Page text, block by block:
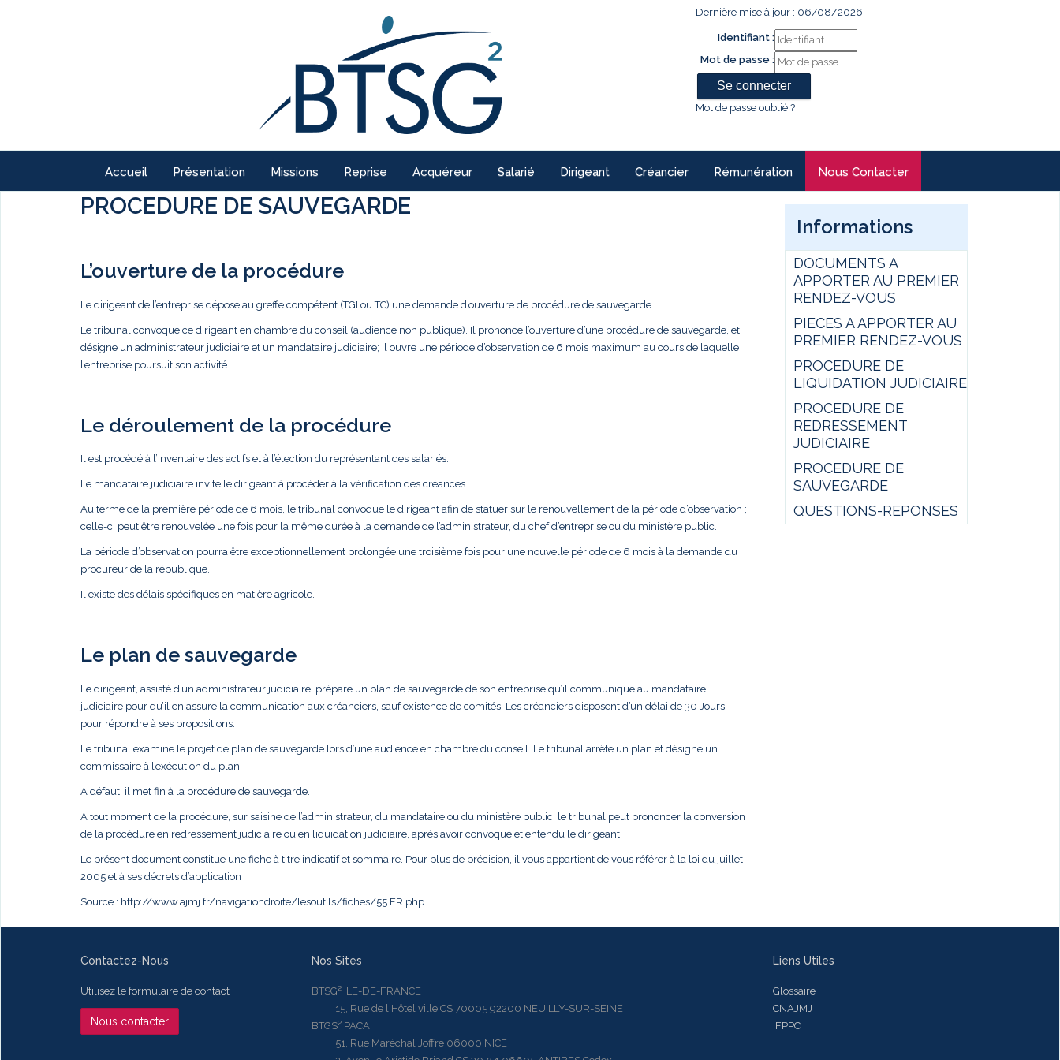
Dernière mise à jour : 06/08/2026
Identifiant :
Mot de passe :
Mot de passe oublié ?
Accueil Présentation Missions Reprise Acquéreur Salarié Dirigeant Créancier Rémunération Nous Contacter
PROCEDURE DE SAUVEGARDE
L’ouverture de la procédure
Le dirigeant de l’entreprise dépose au greffe compétent (TGI ou TC) une demande d’ouverture de procédure de sauvegarde.
Le tribunal convoque ce dirigeant en chambre du conseil (audience non publique). Il prononce l’ouverture d’une procédure de sauvegarde, et
désigne un administrateur judiciaire et un mandataire judiciaire; il ouvre une période d’observation de 6 mois maximum au cours de laquelle
l’entreprise poursuit son activité.
Le déroulement de la procédure
Il est procédé à l’inventaire des actifs et à l’élection du représentant des salariés.
Le mandataire judiciaire invite le dirigeant à procéder à la vérification des créances.
Au terme de la première période de 6 mois, le tribunal convoque le dirigeant afin de statuer sur le renouvellement de la période d’observation ;
celle-ci peut être renouvelée une fois pour la même durée à la demande de l’administrateur, du chef d’entreprise ou du ministère public.
La période d’observation pourra être exceptionnellement prolongée une troisième fois pour une nouvelle période de 6 mois à la demande du
procureur de la république.
Il existe des délais spécifiques en matière agricole.
Le plan de sauvegarde
Le dirigeant, assisté d’un administrateur judiciaire, prépare un plan de sauvegarde de son entreprise qu’il communique au mandataire
judiciaire pour qu’il en assure la communication aux créanciers, sauf existence de comités. Les créanciers disposent d’un délai de 30 Jours
pour répondre à ses propositions.
Le tribunal examine le projet de plan de sauvegarde lors d’une audience en chambre du conseil. Le tribunal arrête un plan et désigne un
commissaire à l’exécution du plan.
A défaut, il met fin à la procédure de sauvegarde.
A tout moment de la procédure, sur saisine de l’administrateur, du mandataire ou du ministère public, le tribunal peut prononcer la conversion
de la procédure en redressement judiciaire ou en liquidation judiciaire, après avoir convoqué et entendu le dirigeant.
Le présent document constitue une fiche à titre indicatif et sommaire. Pour plus de précision, il vous appartient de vous référer à la loi du juillet
2005 et à ses décrets d’application
Source : http://www.ajmj.fr/navigationdroite/lesoutils/fiches/55.FR.php
Informations
DOCUMENTS A
APPORTER AU PREMIER
RENDEZ-VOUS
PIECES A APPORTER AU
PREMIER RENDEZ-VOUS
PROCEDURE DE
LIQUIDATION JUDICIAIRE
PROCEDURE DE
REDRESSEMENT
JUDICIAIRE
PROCEDURE DE
SAUVEGARDE
QUESTIONS-REPONSES
Contactez-Nous
Utilisez le formulaire de contact
Nous contacter
Nos Sites
BTSG² ILE-DE-FRANCE
15, Rue de l'Hôtel ville CS 70005 92200 NEUILLY-SUR-SEINE
BTGS² PACA
51, Rue Maréchal Joffre 06000 NICE
Liens Utiles
Glossaire
CNAJMJ
IFPPC